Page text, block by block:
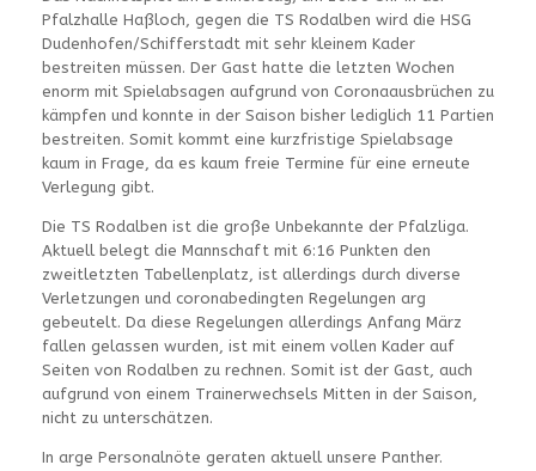
Pfalzhalle Haßloch, gegen die TS Rodalben wird die HSG
Dudenhofen/Schifferstadt mit sehr kleinem Kader
bestreiten müssen. Der Gast hatte die letzten Wochen
enorm mit Spielabsagen aufgrund von Coronaausbrüchen zu
kämpfen und konnte in der Saison bisher lediglich 11 Partien
bestreiten. Somit kommt eine kurzfristige Spielabsage
kaum in Frage, da es kaum freie Termine für eine erneute
Verlegung gibt.
Die TS Rodalben ist die große Unbekannte der Pfalzliga.
Aktuell belegt die Mannschaft mit 6:16 Punkten den
zweitletzten Tabellenplatz, ist allerdings durch diverse
Verletzungen und coronabedingten Regelungen arg
gebeutelt. Da diese Regelungen allerdings Anfang März
fallen gelassen wurden, ist mit einem vollen Kader auf
Seiten von Rodalben zu rechnen. Somit ist der Gast, auch
aufgrund von einem Trainerwechsels Mitten in der Saison,
nicht zu unterschätzen.
In arge Personalnöte geraten aktuell unsere Panther.